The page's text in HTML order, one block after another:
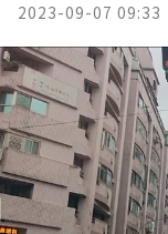
2023-09-07 09:33